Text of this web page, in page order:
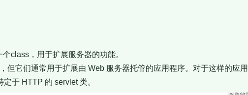
class，用于扩展服务器的功能。
但它们通常用于扩展由 Web 服务器托管的应用程序。对于这样的应用
于 HTTP 的 servlet 类。